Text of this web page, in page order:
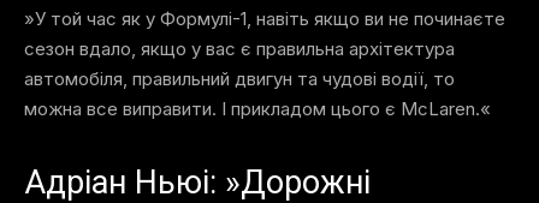
»У той час як у Формулі-1, навіть якщо ви не починаєте
сезон вдало, якщо у вас є правильна архітектура
автомобіля, правильний двигун та чудові водії, то
можна все виправити. І прикладом цього є McLaren.«
Адріан Ньюі: »Дорожні